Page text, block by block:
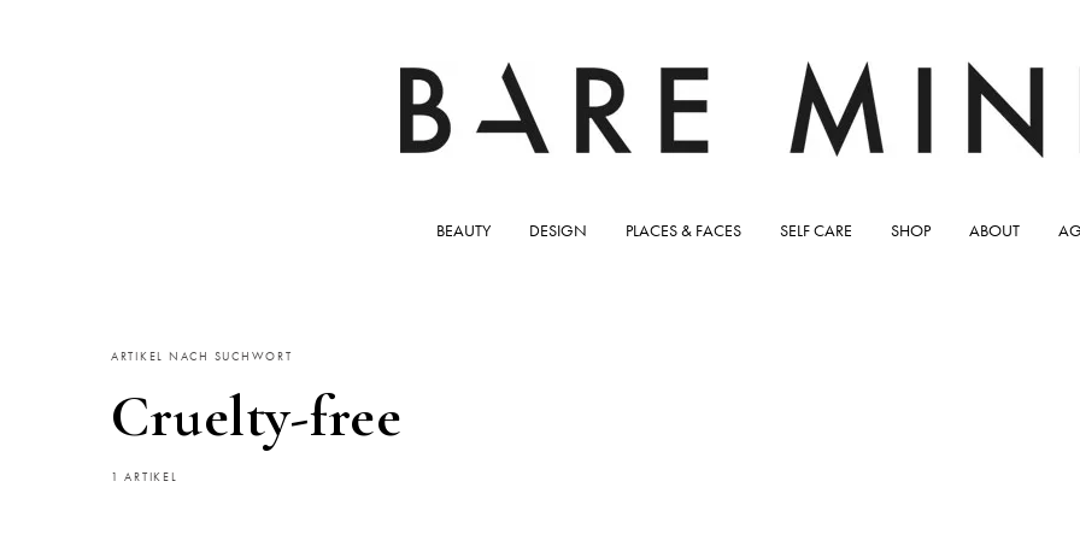
BEAUTY DESIGN PLACES & FACES SELF CARE SHOP ABOUT
ARTIKEL NACH SUCHWORT
Cruelty-free
1 ARTIKEL